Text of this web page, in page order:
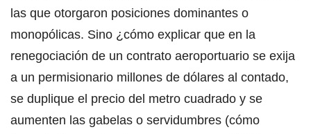
las que otorgaron posiciones dominantes o
monopólicas. Sino ¿cómo explicar que en la
renegociación de un contrato aeroportuario se exija
a un permisionario millones de dólares al contado,
se duplique el precio del metro cuadrado y se
aumenten las gabelas o servidumbres (cómo